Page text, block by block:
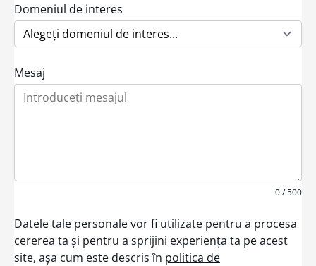
d
S
t
a
s
+
1
Domeniul de interes
Mesaj
0 / 500
Datele tale personale vor fi utilizate pentru a procesa
cererea ta și pentru a sprijini experiența ta pe acest
site, așa cum este descris în politica de